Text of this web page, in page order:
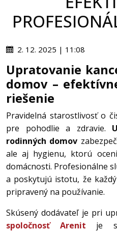
2. 12. 2025 | 11:08
Upratovanie
domov –
riešenie
Pravidelná starostlivosť o
pre pohodlie a zdravie.
rodinných domov
ale aj hygienu, ktorú
domácnosti. Profesionálne
a poskytujú istotu, že
pripravený na používanie.
Skúsený dodávateľ je pri
spoločnosť Arenit je